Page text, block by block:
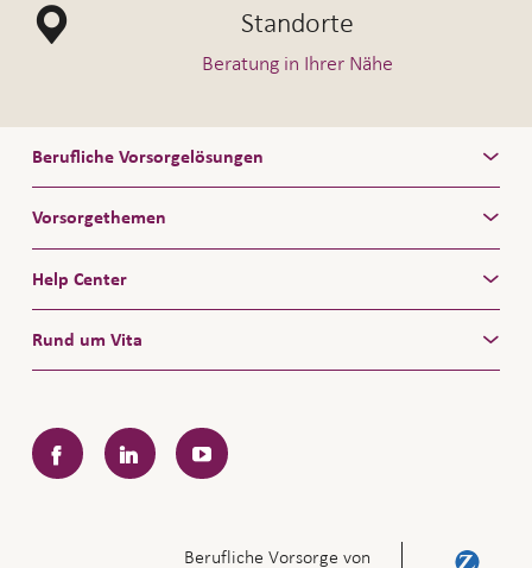
Standorte
Beratung in Ihrer Nähe
Berufliche Vorsorgelösungen
Vorsorgethemen
Help Center
Rund um Vita
FacebookLinkedInYouTube
Berufliche Vorsorge von